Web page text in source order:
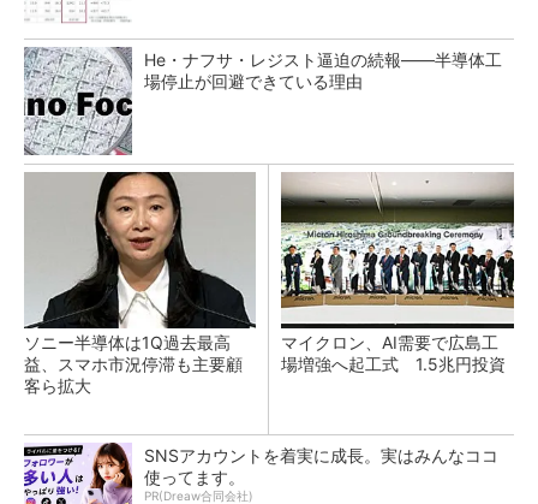
He・ナフサ・レジスト逼迫の続報――半導体工
場停止が回避できている理由
ソニー半導体は1Q過去最高
益、スマホ市況停滞も主要顧
客ら拡大
マイクロン、AI需要で広島工
場増強へ起工式 1.5兆円投資
SNSアカウントを着実に成長。実はみんなココ
使ってます。
PR(Dreaw合同会社)